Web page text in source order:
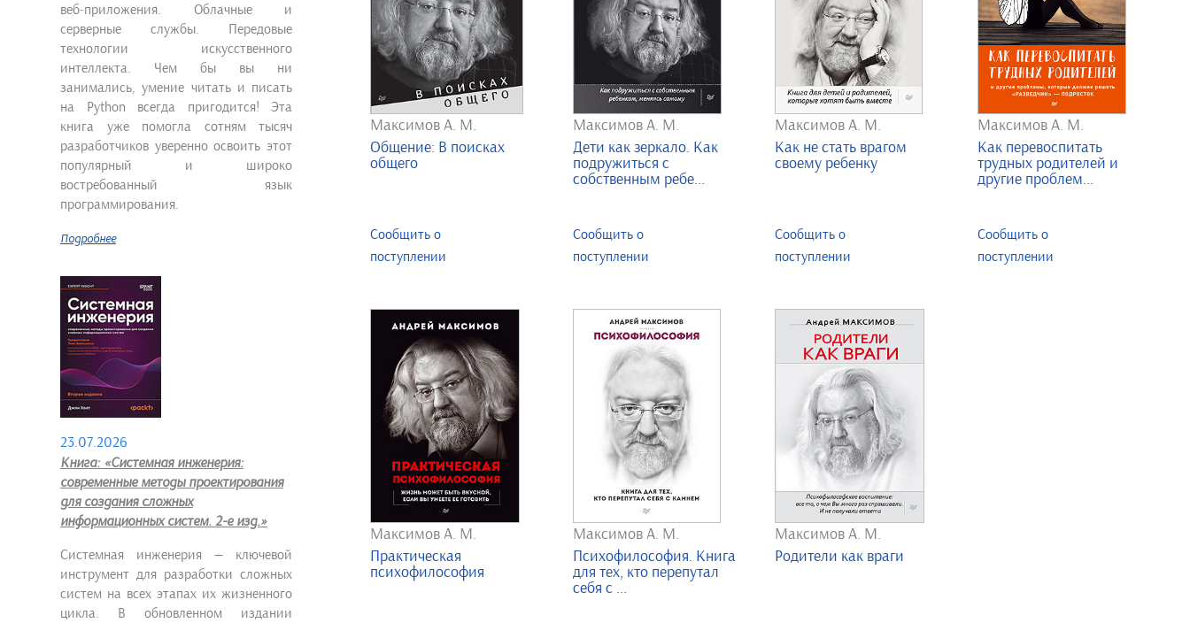
веб‑приложения. Облачные и
серверные службы. Передовые
технологии искусственного
интеллекта. Чем бы вы ни
занимались, умение читать и писать
на Python всегда пригодится! Эта
книга уже помогла сотням тысяч
разработчиков уверенно освоить этот
популярный и широко
востребованный язык
программирования.
Подробнее
23.07.2026
Книга: «Системная инженерия:
современные методы проектирования
для создания сложных
информационных систем. 2-е изд.»
Системная инженерия — ключевой
инструмент для разработки сложных
систем на всех этапах их жизненного
цикла. В обновленном издании
Максимов А. М.
Общение: В поисках
общего
Сообщить о
поступлении
Максимов А. М.
Дети как зеркало. Как
подружиться с
собственным ребе...
Сообщить о
поступлении
Максимов А. М.
Как не стать врагом
своему ребенку
Сообщить о
поступлении
Максимов А. М.
Как перевоспитать
трудных родителей и
другие проблем...
Сообщить о
поступлении
Максимов А. М.
Практическая
психофилософия
Максимов А. М.
Психофилософия. Книга
для тех, кто перепутал
себя с ...
Максимов А. М.
Родители как враги